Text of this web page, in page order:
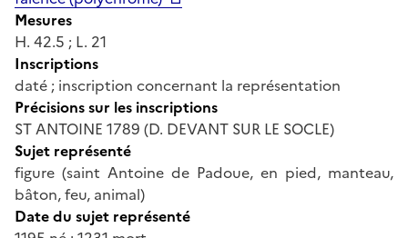
Mesures
H. 42.5 ; L. 21
Inscriptions
daté ; inscription concernant la représentation
Précisions sur les inscriptions
ST ANTOINE 1789 (D. DEVANT SUR LE SOCLE)
Sujet représenté
figure (saint Antoine de Padoue, en pied, manteau,
bâton, feu, animal)
Date du sujet représenté